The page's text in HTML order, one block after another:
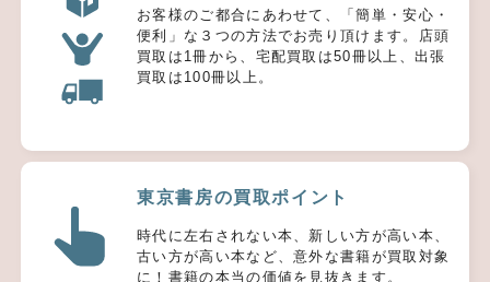
お客様のご都合にあわせて、「簡単・安心・
便利」な３つの方法でお売り頂けます。店頭
買取は1冊から、宅配買取は50冊以上、出張
買取は100冊以上。
東京書房の買取ポイント
時代に左右されない本、新しい方が高い本、
古い方が高い本など、意外な書籍が買取対象
に！書籍の本当の価値を見抜きます。